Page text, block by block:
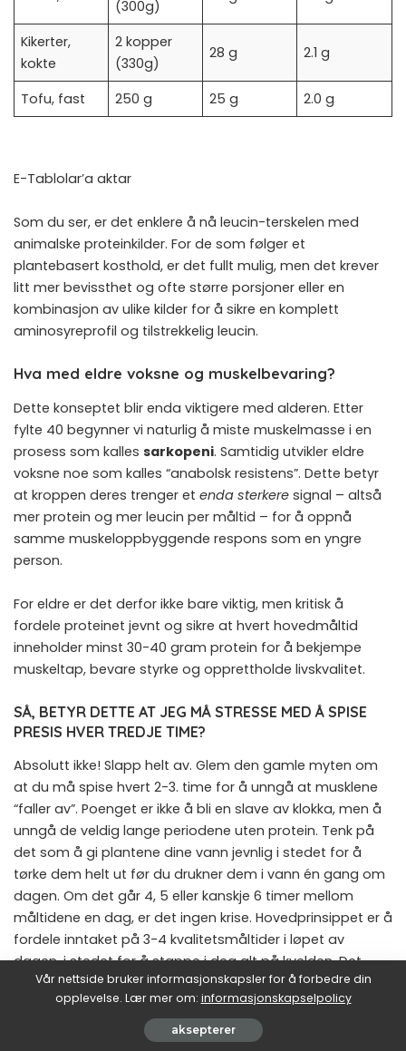
(300g)
Kikerter,
kokte
2 kopper
(330g)
28 g 2.1 g
Tofu, fast 250 g 25 g 2.0 g
E-Tablolar’a aktar
Som du ser, er det enklere å nå leucin-terskelen med
animalske proteinkilder. For de som følger et
plantebasert kosthold, er det fullt mulig, men det krever
litt mer bevissthet og ofte større porsjoner eller en
kombinasjon av ulike kilder for å sikre en komplett
aminosyreprofil og tilstrekkelig leucin.
Hva med eldre voksne og muskelbevaring?
Dette konseptet blir enda viktigere med alderen. Etter
fylte 40 begynner vi naturlig å miste muskelmasse i en
prosess som kalles sarkopeni. Samtidig utvikler eldre
voksne noe som kalles “anabolsk resistens”. Dette betyr
at kroppen deres trenger et enda sterkere signal – altså
mer protein og mer leucin per måltid – for å oppnå
samme muskeloppbyggende respons som en yngre
person.
For eldre er det derfor ikke bare viktig, men kritisk å
fordele proteinet jevnt og sikre at hvert hovedmåltid
inneholder minst 30-40 gram protein for å bekjempe
muskeltap, bevare styrke og opprettholde livskvalitet.
SÅ, BETYR DETTE AT JEG MÅ STRESSE MED Å SPISE
PRESIS HVER TREDJE TIME?
Absolutt ikke! Slapp helt av. Glem den gamle myten om
at du må spise hvert 2-3. time for å unngå at musklene
“faller av”. Poenget er ikke å bli en slave av klokka, men å
unngå de veldig lange periodene uten protein. Tenk på
det som å gi plantene dine vann jevnlig i stedet for å
tørke dem helt ut før du drukner dem i vann én gang om
dagen. Om det går 4, 5 eller kanskje 6 timer mellom
måltidene en dag, er det ingen krise. Hovedprinsippet er å
fordele inntaket på 3-4 kvalitetsmåltider i løpet av
dagen, i stedet for å stappe i deg alt på kvelden. Det
handler om en jevn og god rytme, ikke et militærregime.
JEG SYNES DET ER KJEMPEVANSKELIG Å FÅ I SEG NOK
PROTEIN TIL FROKOST. HAR DU NOEN TIPS?
Vår nettside bruker informasjonskapsler for å forbedre din
opplevelse. Lær mer om: informasjonskapselpolicy
aksepterer